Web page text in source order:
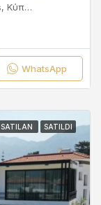
Girne, Girne Belediyesi, Girne, Kuzey Kıbrıs, Κύπρος - Kıbrıs
WhatsApp
SATILAN SATILDI